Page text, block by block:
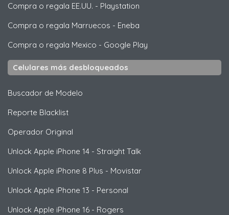
Compra o regala EE.UU. - Playstation
Compra o regala Marruecos - Eneba
Compra o regala Mexico - Google Play
Celulares más desbloqueados
Buscador de Modelo
Reporte Blacklist
Operador Original
Unlock Apple iPhone 14 - Straight Talk
Unlock Apple iPhone 8 Plus - Movistar
Unlock Apple iPhone 13 - Personal
Unlock Apple iPhone 16 - Rogers